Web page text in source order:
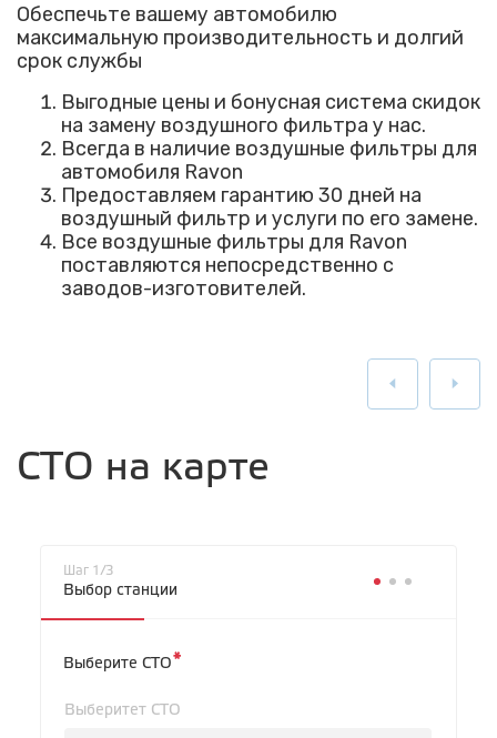
Обеспечьте вашему автомобилю
максимальную производительность и долгий
срок службы
Выгодные цены и бонусная система скидок
на замену воздушного фильтра у нас.
Всегда в наличие воздушные фильтры для
автомобиля Ravon
Предоставляем гарантию 30 дней на
воздушный фильтр и услуги по его замене.
Все воздушные фильтры для Ravon
поставляются непосредственно с
заводов-изготовителей.
СТО на карте
Шаг 1/3
Выбор станции
Выберите СТО*
Выберитет СТО